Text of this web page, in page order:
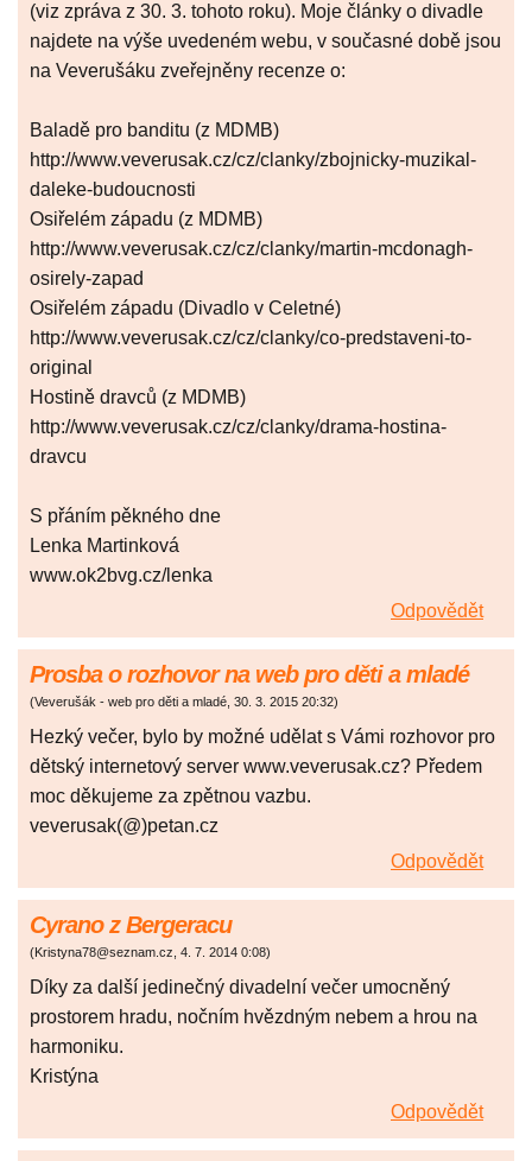
(viz zpráva z 30. 3. tohoto roku). Moje články o divadle
najdete na výše uvedeném webu, v současné době jsou
na Veverušáku zveřejněny recenze o:
Baladě pro banditu (z MDMB)
http://www.veverusak.cz/cz/clanky/zbojnicky-muzikal-
daleke-budoucnosti
Osiřelém západu (z MDMB)
http://www.veverusak.cz/cz/clanky/martin-mcdonagh-
osirely-zapad
Osiřelém západu (Divadlo v Celetné)
http://www.veverusak.cz/cz/clanky/co-predstaveni-to-
original
Hostině dravců (z MDMB)
http://www.veverusak.cz/cz/clanky/drama-hostina-
dravcu
S přáním pěkného dne
Lenka Martinková
www.ok2bvg.cz/lenka
Odpovědět
Prosba o rozhovor na web pro děti a mladé
(Veverušák - web pro děti a mladé, 30. 3. 2015 20:32)
Hezký večer, bylo by možné udělat s Vámi rozhovor pro
dětský internetový server www.veverusak.cz? Předem
moc děkujeme za zpětnou vazbu.
veverusak(@)petan.cz
Odpovědět
Cyrano z Bergeracu
(Kristyna78@seznam.cz, 4. 7. 2014 0:08)
Díky za další jedinečný divadelní večer umocněný
prostorem hradu, nočním hvězdným nebem a hrou na
harmoniku.
Kristýna
Odpovědět